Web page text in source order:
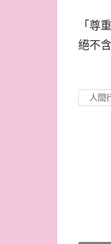
「尊
絕不
人間